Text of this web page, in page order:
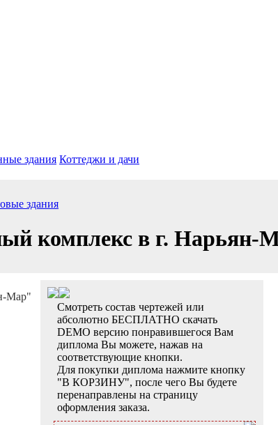
здания Коттеджи и дачи
здания
комплекс в г. Нарьян-
Смотреть состав чертежей или
абсолютно БЕСПЛАТНО скачать
DEMO версию понравившегося Вам
диплома Вы можете, нажав на
соответствующие кнопки.
Для покупки диплома нажмите кнопку
"В КОРЗИНУ", после чего Вы будете
перенаправлены на страницу
оформления заказа.